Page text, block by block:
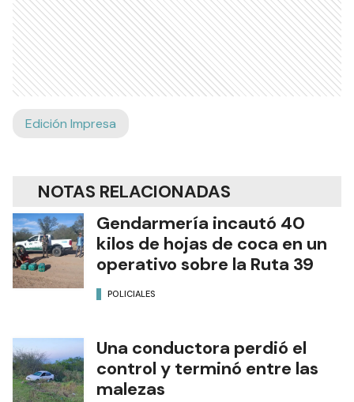
Edición Impresa
NOTAS RELACIONADAS
Gendarmería incautó 40
kilos de hojas de coca en un
operativo sobre la Ruta 39
POLICIALES
Una conductora perdió el
control y terminó entre las
malezas